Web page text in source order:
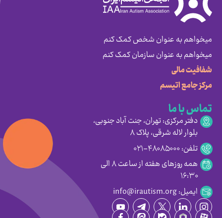
میخواهم به عنوان شخص کمک کنم
میخواهم به عنوان سازمان کمک کنم
شفافیت مالی
مرکز جامع اتیسم
تماس با ما
دفتر مرکزی: تهران، جنت آباد جنوبی،
بلوار لاله شرقی، پلاک ۸
تلفن: ۴۸۰۸۵۰۰۰-۰۲۱
همه روزهای هفته از ساعت ۸ الی
۱۶:۳۰
ایمیل: info@irautism.org